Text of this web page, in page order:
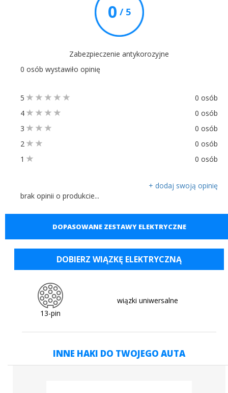
0 / 5
Zabezpieczenie antykorozyjne
0 osób wystawiło opinię
5
0 osób
4
0 osób
3
0 osób
2
0 osób
1
0 osób
+ dodaj swoją opinię
brak opinii o produkcie...
DOPASOWANE ZESTAWY ELEKTRYCZNE
DOBIERZ WIĄZKĘ ELEKTRYCZNĄ
13-pin
wiązki uniwersalne
INNE HAKI DO TWOJEGO AUTA